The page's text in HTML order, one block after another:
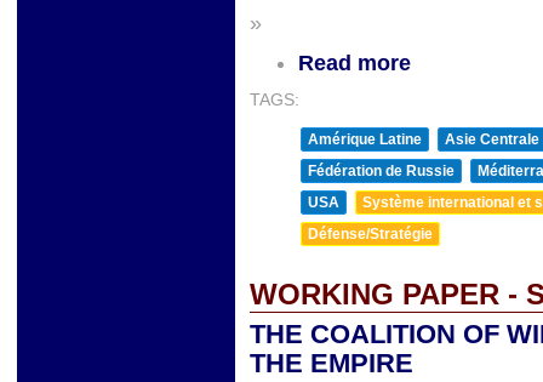
»
Read more
TAGS:
Amérique Latine
Asie Centrale
Fédération de Russie
USA
Système international et
Défense/Stratégie
WORKING PAPER -
THE COALITION OF
THE EMPIRE